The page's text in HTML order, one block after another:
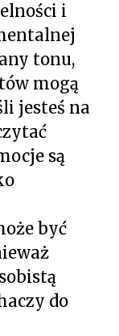
i
tonu,
mogą
jesteś na
są
być
do